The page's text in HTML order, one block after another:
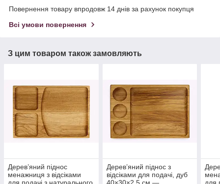
Повернення товару впродовж 14 днів за рахунок покупця
Всі умови повернення
З цим товаром також замовляють
Дерев’яний піднос
менажниця з відсіками
Дерев’яний піднос з
відсіками для подачі, дуб